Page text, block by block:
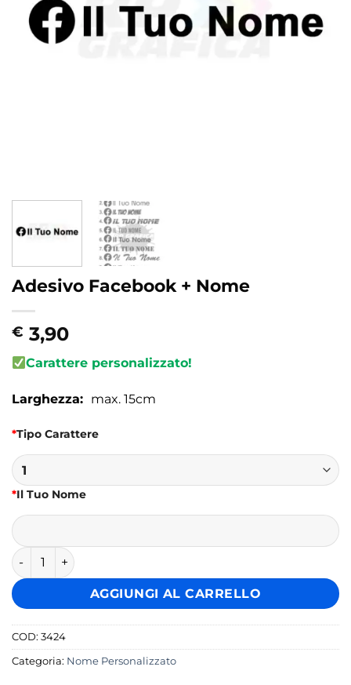
Adesivo Facebook + Nome
€ 3,90
Carattere personalizzato!
Larghezza: max. 15cm
*Tipo Carattere
*Il Tuo Nome
Adesivo Facebook + Nome quantità
AGGIUNGI AL CARRELLO
COD: 3424
Categoria: Nome Personalizzato